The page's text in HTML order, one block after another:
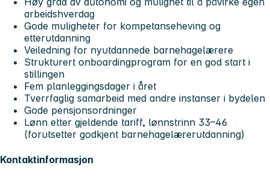
arbeidshverdag
Gode muligheter for kompetanseheving og
etterutdanning
Veiledning for nyutdannede barnehagelærere
Strukturert onboardingprogram for en god start i
stillingen
Fem planleggingsdager i året
Tverrfaglig samarbeid med andre instanser i bydelen
Gode pensjonsordninger
Lønn etter gjeldende tariff, lønnstrinn 33–46
(forutsetter godkjent barnehagelærerutdanning)
Kontaktinformasjon